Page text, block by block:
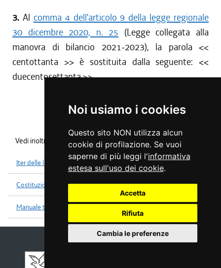
Noi usiamo i cookies
Questo sito NON utilizza alcun
cookie di profilazione. Se vuoi
saperne di più leggi l'informativa
estesa sull'uso dei cookie.
Accetta
Rifiuta
Cambia le preferenze
3. Al comma 4 dell'articolo 9 della legge regionale
30 dicembre 2020, n. 25 (Legge collegata alla
manovra di bilancio 2021-2023), la parola <<
centottanta >> è sostituita dalla seguente: <<
duecentosettanta>>.
Vedi inoltre
Iter delle leggi
Costituzione
Manuale tecniche legislative